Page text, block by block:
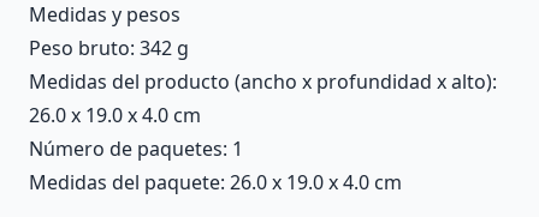
Medidas y pesos
Peso bruto: 342 g
Medidas del producto (ancho x profundidad x alto):
26.0 x 19.0 x 4.0 cm
Número de paquetes: 1
Medidas del paquete: 26.0 x 19.0 x 4.0 cm